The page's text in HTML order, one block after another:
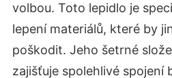
volbou. Toto lepidlo je
lepení materiálů, které by
poškodit. Jeho šetrné
zajišťuje spolehlivé spojení